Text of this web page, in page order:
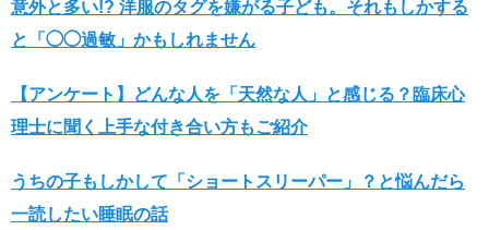
意外と多い!? 洋服のタグを嫌がる子ども。それもしかする
と「◯◯過敏」かもしれません
【アンケート】どんな人を「天然な人」と感じる？臨床心
理士に聞く上手な付き合い方もご紹介
うちの子もしかして「ショートスリーパー」？と悩んだら
一読したい睡眠の話